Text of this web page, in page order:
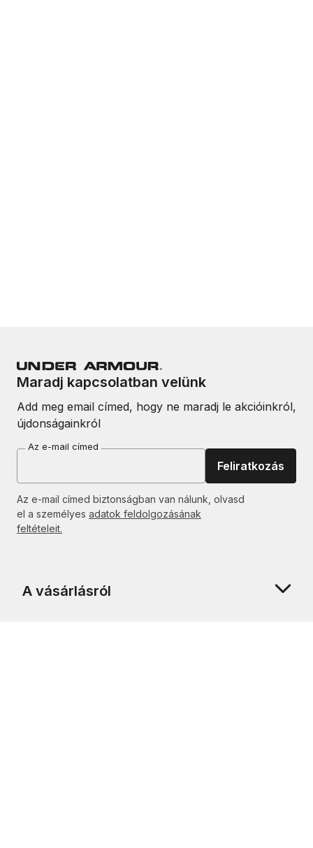
Maradj kapcsolatban velünk
Add meg email címed, hogy ne maradj le akcióinkról,
újdonságainkról
Az e-mail címed
Feliratkozás
Az e-mail címed biztonságban van nálunk, olvasd
el a személyes adatok feldolgozásának
feltételeit.
A vásárlásról